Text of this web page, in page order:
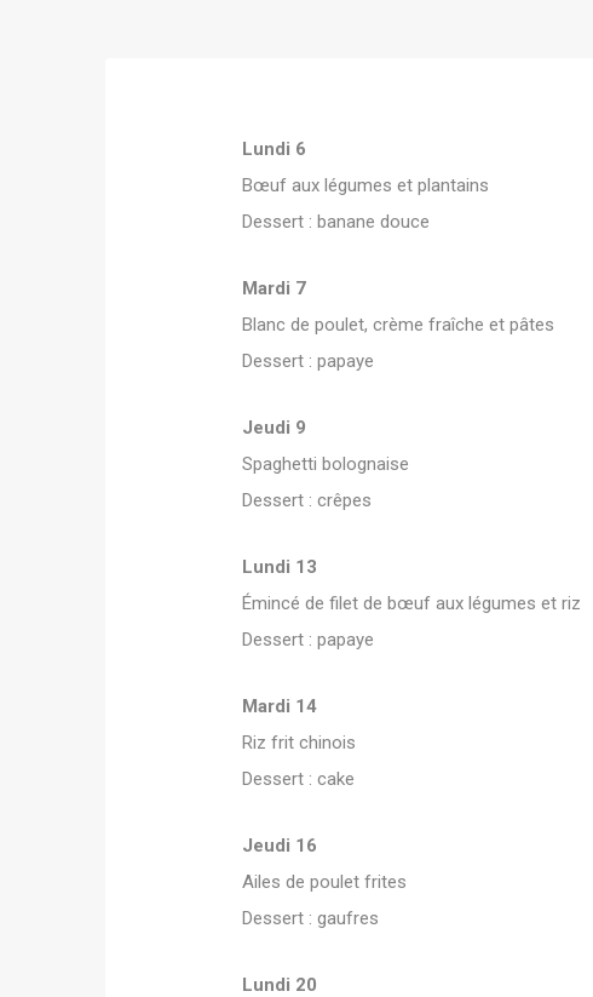
Lundi 6
Bœuf aux légumes et plantains
Dessert : banane douce
Mardi 7
Blanc de poulet, crème fraîche et pâtes
Dessert : papaye
Jeudi 9
Spaghetti bolognaise
Dessert : crêpes
Lundi 13
Émincé de filet de bœuf aux légumes et riz
Dessert : papaye
Mardi 14
Riz frit chinois
Dessert : cake
Jeudi 16
Ailes de poulet frites
Dessert : gaufres
Lundi 20